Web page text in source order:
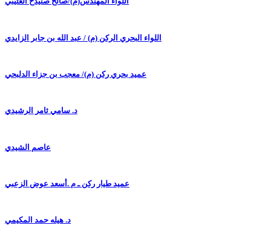
اللواء البحري الركن (م) / عبد الله بن جابر الزايدي
عميد بحري ركن (م)/ معجب بن جزاء الدلبحي
د. سامي ثامر الرشيدي
عاصم الشيدي
عميد طيار ركن ـ م .أسعد عوض الزعبي
د. هيله حمد المكيمي